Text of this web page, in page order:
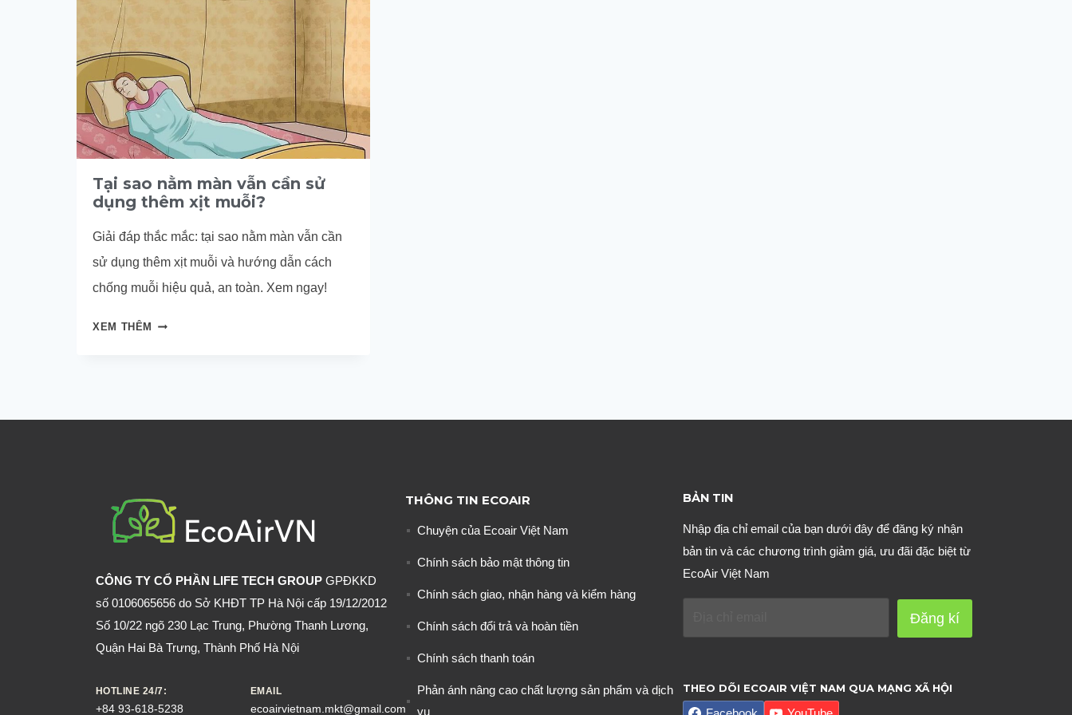
Tại sao nằm màn vẫn cần sử
dụng thêm xịt muỗi?
Giải đáp thắc mắc: tại sao nằm màn vẫn cần
sử dụng thêm xịt muỗi và hướng dẫn cách
chống muỗi hiệu quả, an toàn. Xem ngay!
XEM THÊM
TẠI
CẦN
XỊT
MUỖI?
CÔNG TY CỔ PHẦN LIFE TECH GROUP GPĐKKD
số 0106065656 do Sở KHĐT TP Hà Nội cấp 19/12/2012
Số 10/22 ngõ 230 Lạc Trung, Phường Thanh Lương,
Quận Hai Bà Trưng, Thành Phố Hà Nội
HOTLINE 24/7:
+84 93-618-5238
EMAIL
ecoairvietnam.mkt@gmail.com
THÔNG TIN ECOAIR
Chuyện của Ecoair Việt Nam
Chính sách bảo mật thông tin
Chính sách giao, nhận hàng và kiểm hàng
Chính sách đổi trả và hoàn tiền
Chính sách thanh toán
Phản ánh nâng cao chất lượng sản phẩm và dịch
vụ
BẢN TIN
Nhập địa chỉ email của bạn dưới đây để đăng ký nhận
bản tin và các chương trình giảm giá, ưu đãi đặc biệt từ
EcoAir Việt Nam
Đăng kí
THEO DÕI ECOAIR VIỆT NAM QUA MẠNG XÃ HỘI